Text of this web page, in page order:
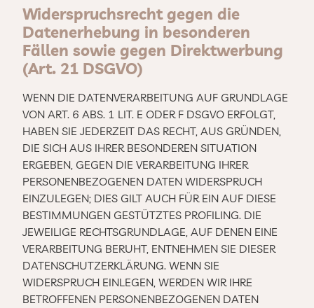
Widerspruchsrecht gegen die
Datenerhebung in besonderen
Fällen sowie gegen Direktwerbung
(Art. 21 DSGVO)
WENN DIE DATENVERARBEITUNG AUF GRUNDLAGE
VON ART. 6 ABS. 1 LIT. E ODER F DSGVO ERFOLGT,
HABEN SIE JEDERZEIT DAS RECHT, AUS GRÜNDEN,
DIE SICH AUS IHRER BESONDEREN SITUATION
ERGEBEN, GEGEN DIE VERARBEITUNG IHRER
PERSONENBEZOGENEN DATEN WIDERSPRUCH
EINZULEGEN; DIES GILT AUCH FÜR EIN AUF DIESE
BESTIMMUNGEN GESTÜTZTES PROFILING. DIE
JEWEILIGE RECHTSGRUNDLAGE, AUF DENEN EINE
VERARBEITUNG BERUHT, ENTNEHMEN SIE DIESER
DATENSCHUTZERKLÄRUNG. WENN SIE
WIDERSPRUCH EINLEGEN, WERDEN WIR IHRE
BETROFFENEN PERSONENBEZOGENEN DATEN